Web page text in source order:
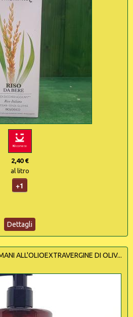
2,40 €
al litro
+1
Dettagli
ALL'OLIOEXTRAVERGINE DI OLIV...